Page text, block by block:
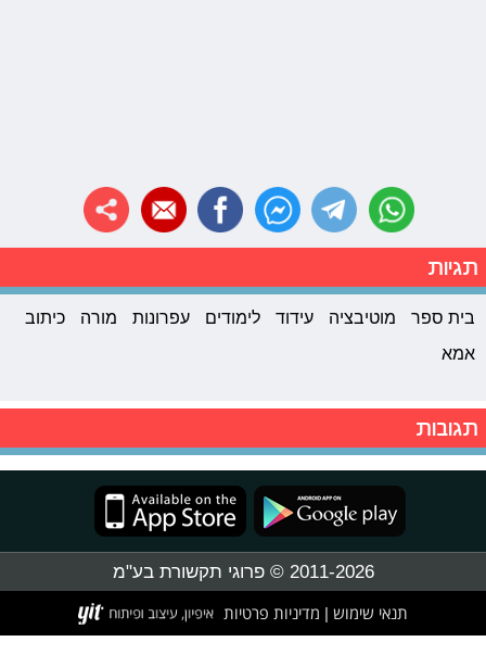
תגיות
בית ספר מוטיבציה עידוד לימודים עפרונות מורה
כיתוב
אמא
תגובות
2011-2026 © פרוגי תקשורת בע"מ
תנאי שימוש מדיניות פרטיות